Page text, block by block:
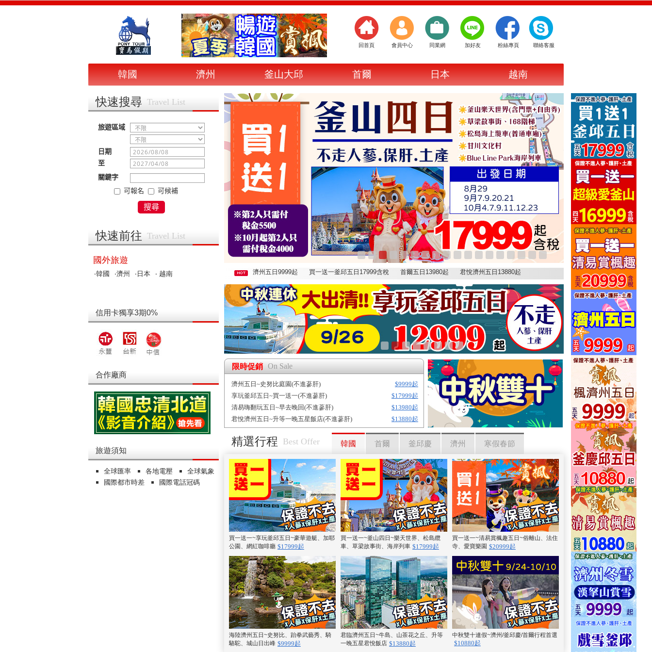
聯絡客服
粉絲專頁
加好友
同業網
會員中心
回首頁
韓國 濟州 釜山大邱 首爾 日本 越南
快速搜尋 Travel List
快速前往 Travel List
國外旅遊
‧韓國 ‧濟州 ‧日本 ‧ 越南
信用卡獨享3期0%
合作廠商
旅遊須知
全球匯率 各地電壓
全球氣象
國際都市時差
國際電話冠碼
濟州五日9999起 買一送一釜邱五日17999含稅 首爾五日13980起 君悅濟州五日13880起
限時促銷 On Sale
濟州五日~史努比庭園(不進蔘肝)
$9999起
享玩釜邱五日~買一送一(不進蔘肝)
$17999起
清易嗨翻玩五日~早去晚回(不進蔘肝)
$13980起
君悅濟州五日~升等一晚五星飯店(不進蔘肝)
$13880起
精選行程 Best Offer 韓國 首爾 釜邱慶 濟州 寒假春節
買一送一~享玩釜邱五日~豪華遊艇、加耶
公園、網紅咖啡廳 $17999起
買一送一~釜山四日~樂天世界、松島纜
車、草梁故事街、海岸列車 $17999起
買一送一~清易賞楓趣五日~俗離山、法住
寺、愛寶樂園 $20999起
海陸濟州五日~史努比、跆拳武藝秀、騎
駱駝、城山日出峰 $9999起
君臨濟州五日~牛島、山茶花之丘、升等
一晚五星君悅飯店 $13880起
中秋雙十連假~濟州/釜邱慶/首爾行程首選
$10880起
買一送一~清易賞楓趣五日~俗
寺、愛寶樂園 $20999起
清易玩雪趣五日~滑雪場滑雪、
寶、忠州碎冰船 $10880起